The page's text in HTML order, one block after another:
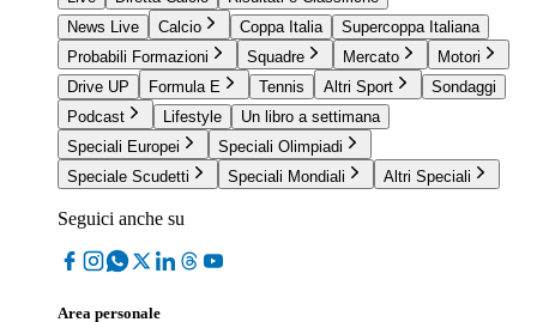
News Live
Calcio Coppa Italia
Supercoppa Italiana
Probabili Formazioni
Squadre Mercato
Motori
Drive UP
Formula E Tennis Altri Sport
Sondaggi
Podcast
Lifestyle
Un libro a settimana
Speciali Europei
Speciali Olimpiadi
Speciale Scudetti
Speciali Mondiali Altri Speciali
Seguici anche su
Area personale